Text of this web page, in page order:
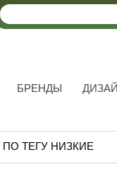
БРЕНДЫ
ТЕГУ НИЗКИЕ